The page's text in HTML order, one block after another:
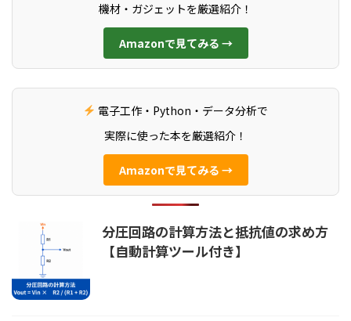
機材・ガジェットを厳選紹介！
Amazonで見てみる →
電子工作・Python・データ分析で
実際に使った本を厳選紹介！
Amazonで見てみる →
分圧回路の計算方法と抵抗値の求め方
【自動計算ツール付き】